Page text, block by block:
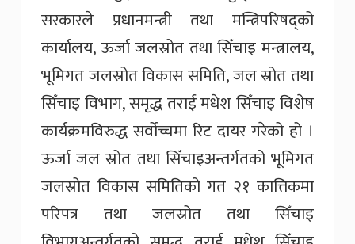
सरकारले प्रधानमन्त्री तथा मन्त्रिपरिषद्को
कार्यालय, ऊर्जा जलस्रोत तथा सिँचाइ मन्त्रालय,
भूमिगत जलस्रोत विकास समिति, जल स्रोत तथा
सिँचाइ विभाग, समृद्ध तराई मधेश सिँचाइ विशेष
कार्यक्रमविरुद्ध सर्वोच्चमा रिट दायर गरेको हो ।
ऊर्जा जल स्रोत तथा सिँचाइअन्तर्गतको भूमिगत
जलस्रोत विकास समितिको गत २१ कात्तिकमा
परिपत्र तथा जलस्रोत तथा सिँचाइ